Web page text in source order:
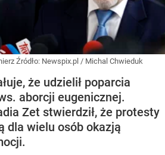
Źródło: Newspix.pl / Michal Chwieduk
że udzielił poparcia
aborcji eugenicznej.
Zet stwierdził, że protesty
dla wielu osób okazją